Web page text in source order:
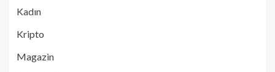
Kadın
Kripto
Magazin